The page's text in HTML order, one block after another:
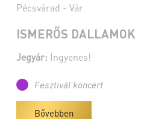
Pécsvárad - Vár
ISMERŐS DALLAMOK
Jegyár: Ingyenes!
Fesztivál koncert
Bővebben